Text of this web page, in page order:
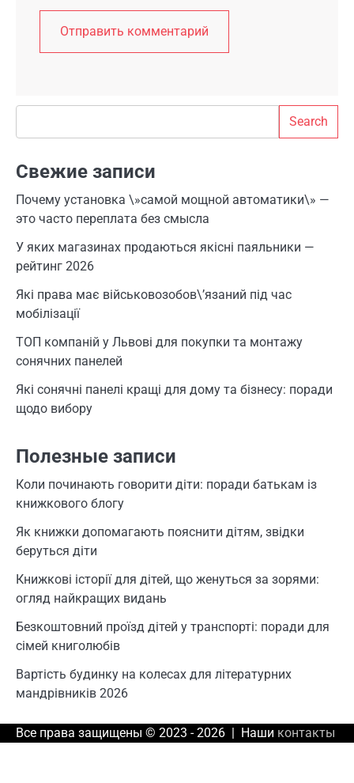
Search
Свежие записи
Почему установка \»самой мощной автоматики\» —
это часто переплата без смысла
У яких магазинах продаються якісні паяльники —
рейтинг 2026
Які права має військовозобов\’язаний під час
мобілізації
ТОП компаній у Львові для покупки та монтажу
сонячних панелей
Які сонячні панелі кращі для дому та бізнесу: поради
щодо вибору
Полезные записи
Коли починають говорити діти: поради батькам із
книжкового блогу
Як книжки допомагають пояснити дітям, звідки
беруться діти
Книжкові історії для дітей, що женуться за зорями:
огляд найкращих видань
Безкоштовний проїзд дітей у транспорті: поради для
сімей книголюбів
Вартість будинку на колесах для літературних
мандрівників 2026
Все права защищены © 2023 - 2026 | Наши контакты